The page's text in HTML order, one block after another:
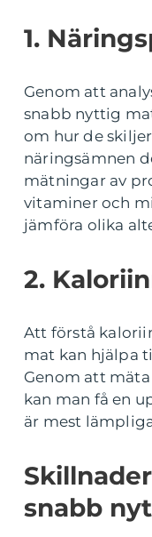
1.
Genom att
snabb nyttig
om hur de
näringsämnen
mätningar av
vitaminer och
jämföra olika
2.
Att förstå
mat kan hjälpa
Genom att
kan man få en
är mest
snabb